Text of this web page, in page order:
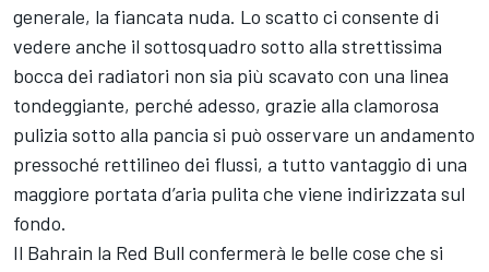
generale, la fiancata nuda. Lo scatto ci consente di
vedere anche il sottosquadro sotto alla strettissima
bocca dei radiatori non sia più scavato con una linea
tondeggiante, perché adesso, grazie alla clamorosa
pulizia sotto alla pancia si può osservare un andamento
pressoché rettilineo dei flussi, a tutto vantaggio di una
maggiore portata d’aria pulita che viene indirizzata sul
fondo.
Il Bahrain la Red Bull confermerà le belle cose che si